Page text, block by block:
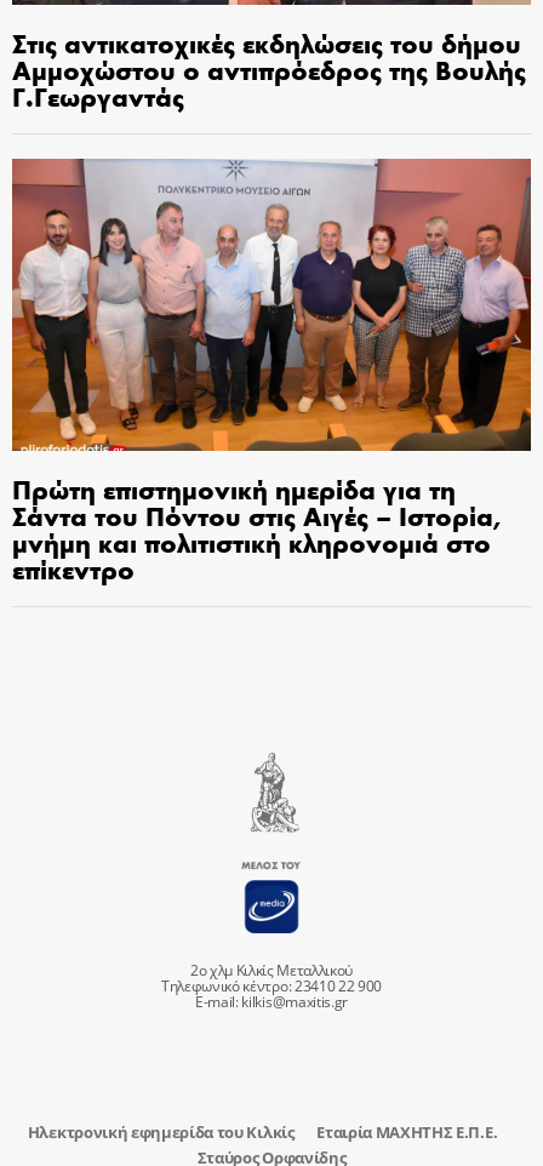
Στις αντικατοχικές εκδηλώσεις του δήμου
Αμμοχώστου ο αντιπρόεδρος της Βουλής
Γ.Γεωργαντάς
Πρώτη επιστημονική ημερίδα για τη
Σάντα του Πόντου στις Αιγές – Ιστορία,
μνήμη και πολιτιστική κληρονομιά στο
επίκεντρο
2ο χλμ Κιλκίς Μεταλλικού
Τηλεφωνικό κέντρο: 23410 22 900
E-mail:kilkis@maxitis.gr
Ηλεκτρονική εφημερίδα του Κιλκίς
Εταιρία ΜΑΧΗΤΗΣ Ε.Π.Ε.
Σταύρος Ορφανίδης